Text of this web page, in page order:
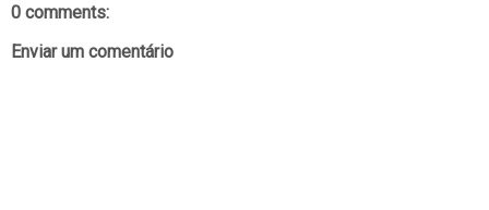
0 comments:
Enviar um comentário